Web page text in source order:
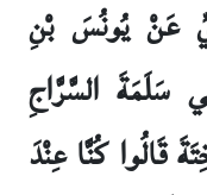
عَنْ يُونُسَ بْنِ
سَلَمَةَ السَّرَّاجِ
قَالُوا كُنَّا عِنْدَ